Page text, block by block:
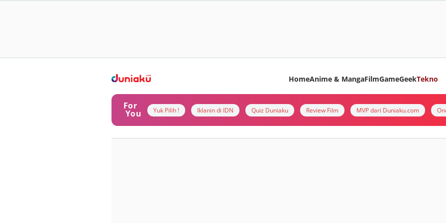
HomeAnime & MangaFilmGameGeekTekno
For
You Yuk Pilih ! Iklanin di IDN Quiz Duniaku Review Film MVP dari Duniaku.com